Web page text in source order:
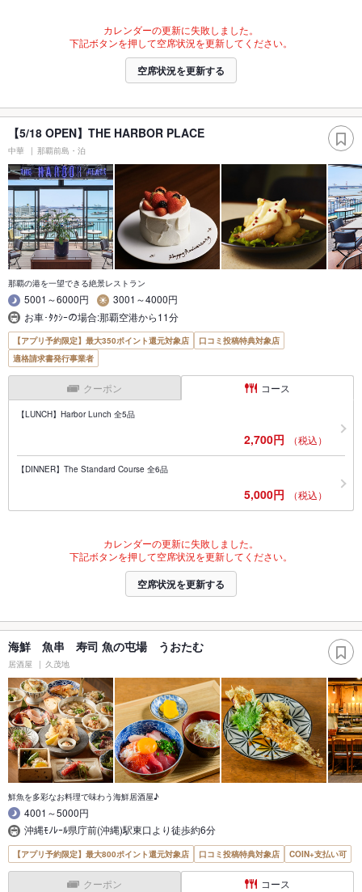
カレンダーの更新に失敗しました。
下記ボタンを押して空席状況を更新してください。
空席状況を更新する
【5/18 OPEN】THE HARBOR PLACE
中華 那覇前島・泊
那覇の港を一望できる絶景レストラン
5001～6000円
3001～4000円
お車･ﾀｸｼｰの場合:那覇空港から11分
【アプリ予約限定】最大350ポイント還元対象店
口コミ投稿特典対象店
適格請求書発行事業者
クーポン コース
【LUNCH】Harbor Lunch 全5品
2,700円 （税込）
【DINNER】The Standard Course 全6品
5,000円 （税込）
カレンダーの更新に失敗しました。
下記ボタンを押して空席状況を更新してください。
空席状況を更新する
海鮮 魚串 寿司 魚の屯場 うおたむ
居酒屋 久茂地
鮮魚を多彩なお料理で味わう海鮮居酒屋♪
4001～5000円
沖縄ﾓﾉﾚｰﾙ県庁前(沖縄)駅東口より徒歩約6分
【アプリ予約限定】最大800ポイント還元対象店 口コミ投稿特典対象店 COIN+支払い可
クーポン コース